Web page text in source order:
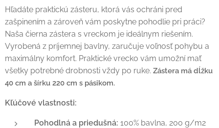
Hľadáte praktickú zásteru, ktorá vás ochráni pred
zašpinením a zároveň vám poskytne pohodlie pri práci?
Naša čierna zástera s vreckom je ideálnym riešením.
Vyrobená z príjemnej bavlny, zaručuje voľnosť pohybu a
maximálny komfort. Praktické vrecko vám umožní mať
všetky potrebné drobnosti vždy po ruke. Zástera má dĺžku
40 cm a šírku 220 cm s pásikom.
Kľúčové vlastnosti:
Pohodlná a priedušná: 100% bavlna, 200 g/m2